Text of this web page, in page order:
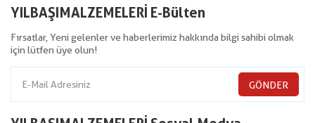
YILBAŞIMALZEMELERİ E-Bülten
Fırsatlar, Yeni gelenler ve haberlerimiz hakkında bilgi sahibi olmak
için lütfen üye olun!
GÖNDER